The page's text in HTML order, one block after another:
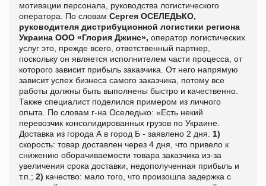
мотивации персонала, руководства логистического
оператора. По словам Сергея ОСЕЛЕДЬКО,
руководителя дистрибуционной логистики региона
Украина ООО «Глория Джинс», оператор логистических
услуг это, прежде всего, ответственный партнер,
поскольку он является исполнителем части процесса, от
которого зависит прибыль заказчика. От него напрямую
зависит успех бизнеса самого заказчика, потому все
работы должны быть выполнены быстро и качественно.
Также специалист поделился примером из личного
опыта. По словам г-на Оселедько: «Есть некий
перевозчик консолидированных грузов по Украине.
Доставка из города А в город Б - заявлено 2 дня. 1)
скорость: товар доставлен через 4 дня, что привело к
снижению оборачиваемости товара заказчика из-за
увеличения срока доставки, недополученная прибыль и
т.п.; 2) качество: мало того, что произошла задержка с